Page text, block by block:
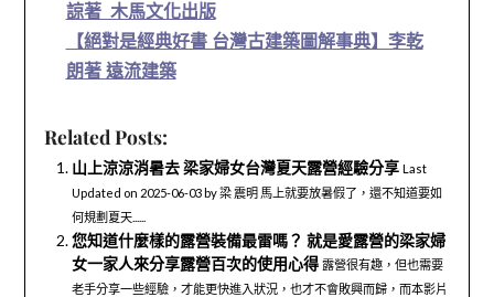
諒著 木馬文化出版
【絕對是經典好書 台灣古建築圖解事典】李乾
朗著 遠流建築
Related Posts:
山上涼涼消暑去 梁家婦女台灣夏天露營經驗分享 Last
Updated on 2025-06-03 by 梁 震明 馬上就要放暑假了，還不知道要如
何規劃夏天......
您知道什麼樣的露營裝備最雷嗎？ 就是愛露營的梁家婦
女一家人來分享露營百次的使用心得 露營很有趣，但也需要
老手分享一些經驗，才能更快進入狀況，也才不會敗興而歸，而本影片